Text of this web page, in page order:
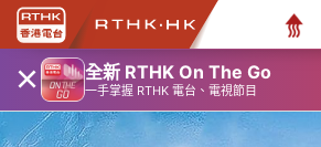
× 全新 RTHK On The Go
一手掌握 RTHK 電台、電視節目